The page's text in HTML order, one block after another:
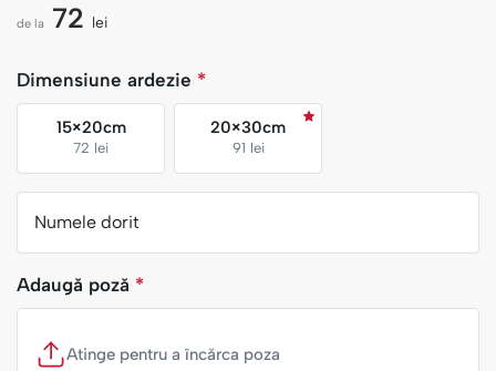
de la 72 lei
Dimensiune ardezie *
15×20cm
72 lei
20×30cm
91 lei
Numele dorit
Adaugă poză *
Atinge pentru a încărca poza